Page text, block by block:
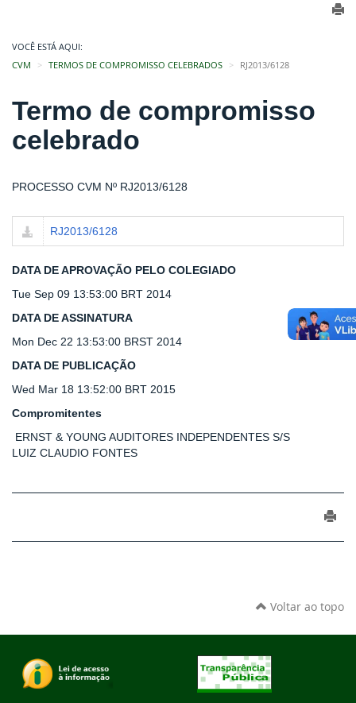
VOCÊ ESTÁ AQUI:
CVM
TERMOS DE COMPROMISSO CELEBRADOS RJ2013/6128
Termo de compromisso
celebrado
PROCESSO CVM Nº RJ2013/6128
RJ2013/6128
DATA DE APROVAÇÃO PELO COLEGIADO
Tue Sep 09 13:53:00 BRT 2014
DATA DE ASSINATURA
Mon Dec 22 13:53:00 BRST 2014
DATA DE PUBLICAÇÃO
Wed Mar 18 13:52:00 BRT 2015
Compromitentes
ERNST & YOUNG AUDITORES INDEPENDENTES S/S
LUIZ CLAUDIO FONTES
Voltar ao topo